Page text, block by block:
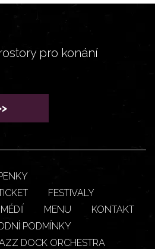
pro konání
FESTIVALY
MENU
KONTAKT
PODMÍNKY
DOCK ORCHESTRA